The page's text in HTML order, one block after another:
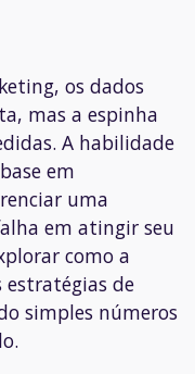
os dados
mas a espinha
A habilidade
em
uma
em atingir seu
como a
estratégias de
simples números